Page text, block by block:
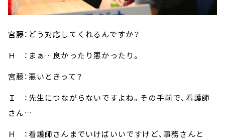
宮藤：どう対応してくれるんですか？
Ｈ ：まぁ…良かったり悪かったり。
宮藤：悪いときって？
Ｉ ：先生につながらないですよね。その手前で、看護師
さん…
Ｈ ：看護師さんまでいけばいいですけど、事務さんと